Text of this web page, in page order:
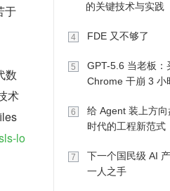
于
数
术
lo
的关键技术与实践
4 FDE 又不够了
5
GPT-5.6 当老板：
Chrome 干崩 3 小
6
给 Agent 装上方
时代的工程新范式
7
下一个国民级 AI
一人之手